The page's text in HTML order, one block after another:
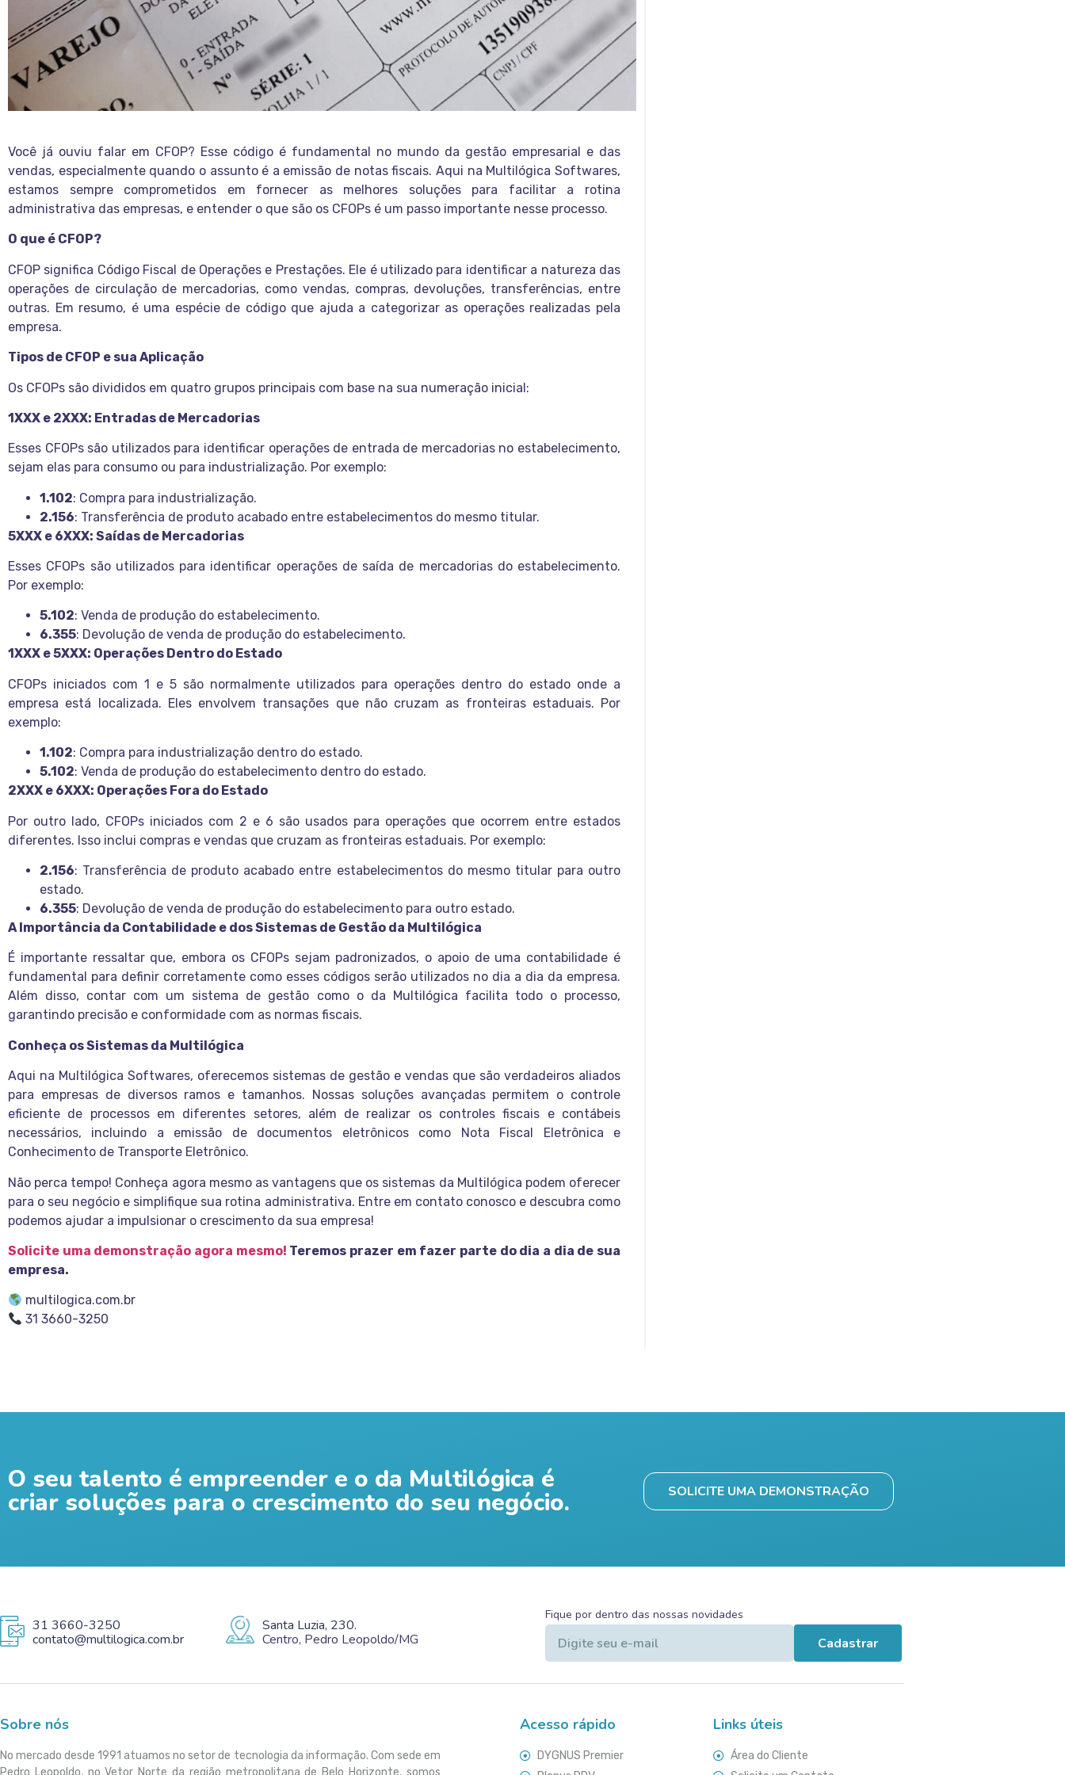
Você já ouviu falar em CFOP? Esse código é fundamental no mundo da gestão empresarial e das
vendas, especialmente quando o assunto é a emissão de notas fiscais. Aqui na Multilógica Softwares,
estamos sempre comprometidos em fornecer as melhores soluções para facilitar a rotina
administrativa das empresas, e entender o que são os CFOPs é um passo importante nesse processo.
O que é CFOP?
CFOP significa Código Fiscal de Operações e Prestações. Ele é utilizado para identificar a natureza das
operações de circulação de mercadorias, como vendas, compras, devoluções, transferências, entre
outras. Em resumo, é uma espécie de código que ajuda a categorizar as operações realizadas pela
empresa.
Tipos de CFOP e sua Aplicação
Os CFOPs são divididos em quatro grupos principais com base na sua numeração inicial:
1XXX e 2XXX: Entradas de Mercadorias
Esses CFOPs são utilizados para identificar operações de entrada de mercadorias no estabelecimento,
sejam elas para consumo ou para industrialização. Por exemplo:
1.102: Compra para industrialização.
2.156: Transferência de produto acabado entre estabelecimentos do mesmo titular.
5XXX e 6XXX: Saídas de Mercadorias
Esses CFOPs são utilizados para identificar operações de saída de mercadorias do estabelecimento.
Por exemplo:
5.102: Venda de produção do estabelecimento.
6.355: Devolução de venda de produção do estabelecimento.
1XXX e 5XXX: Operações Dentro do Estado
CFOPs iniciados com 1 e 5 são normalmente utilizados para operações dentro do estado onde a
empresa está localizada. Eles envolvem transações que não cruzam as fronteiras estaduais. Por
exemplo:
1.102: Compra para industrialização dentro do estado.
5.102: Venda de produção do estabelecimento dentro do estado.
2XXX e 6XXX: Operações Fora do Estado
Por outro lado, CFOPs iniciados com 2 e 6 são usados para operações que ocorrem entre estados
diferentes. Isso inclui compras e vendas que cruzam as fronteiras estaduais. Por exemplo:
2.156: Transferência de produto acabado entre estabelecimentos do mesmo titular para outro
estado.
6.355: Devolução de venda de produção do estabelecimento para outro estado.
A Importância da Contabilidade e dos Sistemas de Gestão da Multilógica
É importante ressaltar que, embora os CFOPs sejam padronizados, o apoio de uma contabilidade é
fundamental para definir corretamente como esses códigos serão utilizados no dia a dia da empresa.
Além disso, contar com um sistema de gestão como o da Multilógica facilita todo o processo,
garantindo precisão e conformidade com as normas fiscais.
Conheça os Sistemas da Multilógica
Aqui na Multilógica Softwares, oferecemos sistemas de gestão e vendas que são verdadeiros aliados
para empresas de diversos ramos e tamanhos. Nossas soluções avançadas permitem o controle
eficiente de processos em diferentes setores, além de realizar os controles fiscais e contábeis
necessários, incluindo a emissão de documentos eletrônicos como Nota Fiscal Eletrônica e
Conhecimento de Transporte Eletrônico.
Não perca tempo! Conheça agora mesmo as vantagens que os sistemas da Multilógica podem oferecer
para o seu negócio e simplifique sua rotina administrativa. Entre em contato conosco e descubra como
podemos ajudar a impulsionar o crescimento da sua empresa!
Solicite uma demonstração agora mesmo! Teremos prazer em fazer parte do dia a dia de sua
empresa.
multilogica.com.br
31 3660-3250
O seu talento é empreender e o da Multilógica é
criar soluções para o crescimento do seu negócio. SOLICITE UMA DEMONSTRAÇÃO
31 3660-3250
contato@multilogica.com.br
Santa Luzia, 230.
Centro, Pedro Leopoldo/MG
Fique por dentro das nossas novidades
Cadastrar
Sobre nós
No mercado desde 1991 atuamos no setor de tecnologia da informação. Com sede em
Acesso rápido
DYGNUS Premier
Links úteis
Área do Cliente